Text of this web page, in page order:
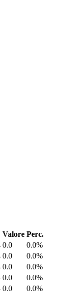
Valore Perc.
0.0
0.0%
0.0
0.0%
0.0
0.0%
0.0
0.0%
0.0
0.0%